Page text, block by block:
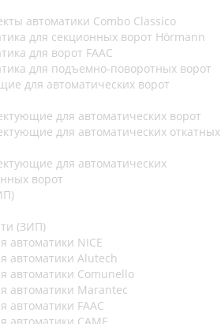
автоматики Combo Classico
для секционных ворот Hörmann
для ворот FAAC
для подъемно-поворотных ворот
для автоматических ворот
для автоматических ворот
для автоматических откатных
для автоматических
ворот
(ЗИП)
автоматики NICE
автоматики Alutech
автоматики Comunello
автоматики Marantec
автоматики FAAC